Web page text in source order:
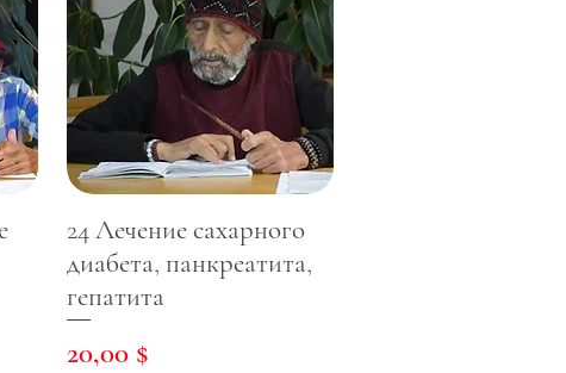
24 Лечение сахарного
диабета, панкреатита,
гепатита
Цена
20,00 $